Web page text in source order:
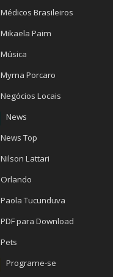
Médicos Brasileiros
Mikaela Paim
Música
Myrna Porcaro
Negócios Locais
News
News Top
Nilson Lattari
Orlando
Paola Tucunduva
PDF para Download
Pets
Programe-se